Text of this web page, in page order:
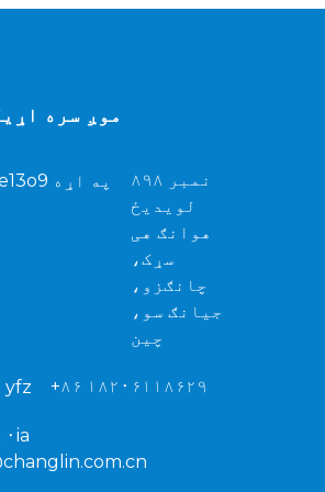
موږ سره
نمبر ۸۹۸
لویدیځ
هوانګ هی
سړک،
چانګزو،
جیانګ سو،
چین
+۸۶ ۱۸۲۰۶۱۱۸۶۲۹